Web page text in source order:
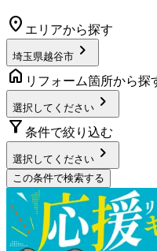
location_on エリアから探す
埼玉県越谷市 chevron_right
home リフォーム箇所から探
選択してください chevron_right
filter_alt 条件で絞り込む
選択してください chevron_right
この条件で検索する